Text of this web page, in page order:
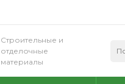
Строительные и
отделочные
материалы